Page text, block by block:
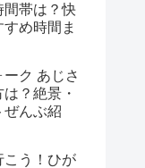
間帯は？快
め時間ま
ク あじさ
？絶景・
ぜんぶ紹
こう！ひが